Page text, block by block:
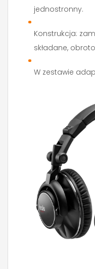
jednostronny.
Konstrukcja:
składane,
W zestawie